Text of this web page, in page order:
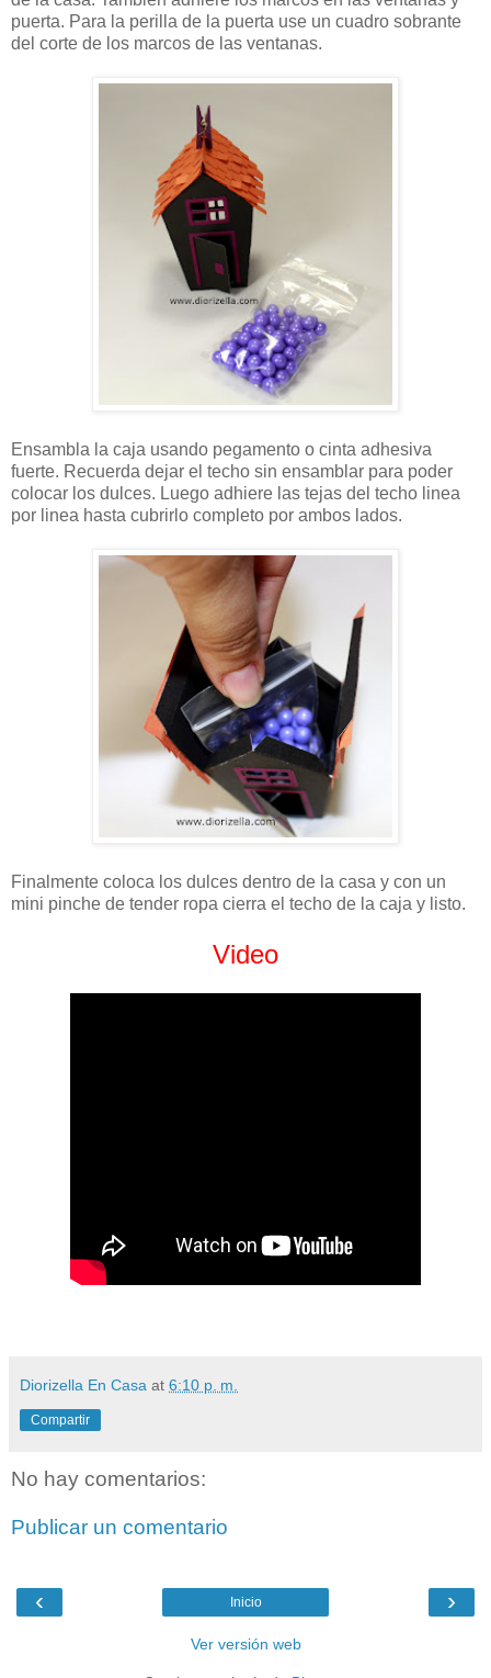
puerta. Para la perilla de la puerta use un cuadro sobrante
del corte de los marcos de las ventanas.
Ensambla la caja usando pegamento o cinta adhesiva
fuerte. Recuerda dejar el techo sin ensamblar para poder
colocar los dulces. Luego adhiere las tejas del techo linea
por linea hasta cubrirlo completo por ambos lados.
Finalmente coloca los dulces dentro de la casa y con un
mini pinche de tender ropa cierra el techo de la caja y listo.
Video
Diorizella En Casa at 6:10 p. m.
Compartir
No hay comentarios:
Publicar un comentario
‹ ›
Inicio
Ver versión web